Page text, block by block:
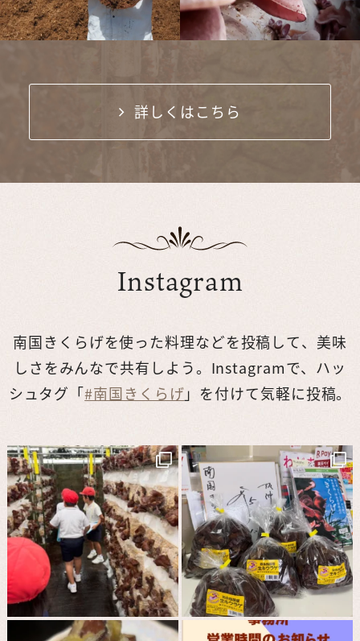
詳しくはこちら
Instagram
南国きくらげを使った料理などを投稿して、美味
しさをみんなで共有しよう。 Instagramで、ハッ
シュタグ「#南国きくらげ」を付けて気軽に投稿。